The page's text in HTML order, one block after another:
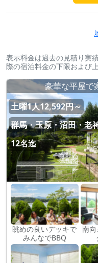
表示料金は過去の見積り実
際の宿泊料金の下限および
豪華な平屋で
土曜1人12,592円～
群馬・玉原・沼田・老
12名迄
眺めの良いデッキで
みんなでBBQ
南